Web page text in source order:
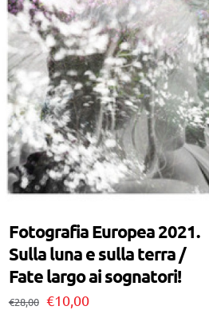
Fotografia Europea 2021.
Sulla luna e sulla terra /
Fate largo ai sognatori!
€28,00 Il
€10,00Il